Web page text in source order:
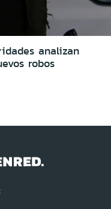
analizan
robos